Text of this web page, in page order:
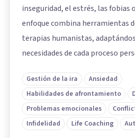
inseguridad, el estrés, las fobias
enfoque combina herramientas
terapias humanistas,
necesidades de cada proceso
Gestión de la ira
Ansiedad
Habilidades de afrontamiento
Problemas emocionales
Infidelidad
Life Coaching